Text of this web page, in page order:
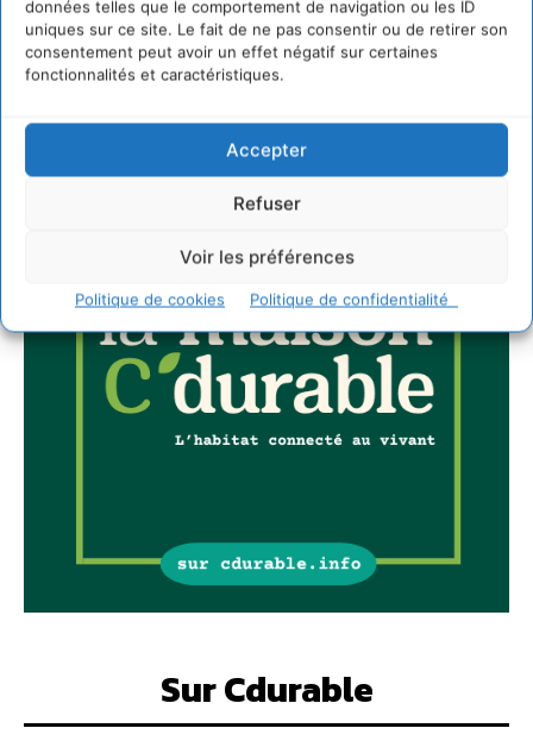
données telles que le comportement de navigation ou les ID
uniques sur ce site. Le fait de ne pas consentir ou de retirer son
consentement peut avoir un effet négatif sur certaines
fonctionnalités et caractéristiques.
Accepter
Refuser
Voir les préférences
Politique de cookies Politique de confidentialité
JE M'ABONNE
Sur Cdurable